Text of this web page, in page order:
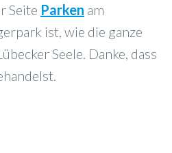
Seite Parken am
ist, wie die ganze
Seele. Danke, dass